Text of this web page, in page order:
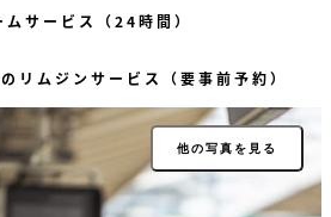
ムサービス（24時間）
リムジンサービス（要事前予約）
他の写真を見る